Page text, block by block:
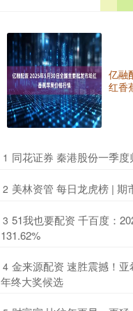
亿融
红香
1 同花证券 秦港股份一季
2 美林资管 每日龙虎榜 |
3 ​51我也要配资 千百度：
131.62%
4 金来源配资 速胜震撼！亚
年终大奖候选